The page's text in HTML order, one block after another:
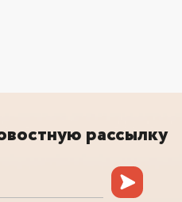
рассылку